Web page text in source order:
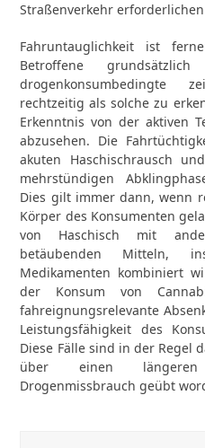
Straßenverkehr
Fahruntauglichkeit ist
Betroffene
drogenkonsumbedingte
rechtzeitig als solche zu
Erkenntnis von der aktiven
abzusehen. Die
akuten Haschischrausch
mehrstündigen
Dies gilt immer dann, wenn
Körper des Konsumenten
von Haschisch mit
betäubenden Mitteln,
Medikamenten kombiniert
der Konsum von
fahreignungsrelevante
Leistungsfähigkeit des
Diese Fälle sind in der Regel
über einen längeren
Drogenmissbrauch geübt